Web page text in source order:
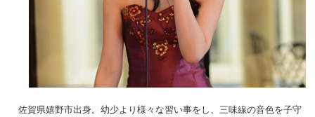
佐賀県嬉野市出身。幼少より様々な習い事をし、三味線の音色を子守